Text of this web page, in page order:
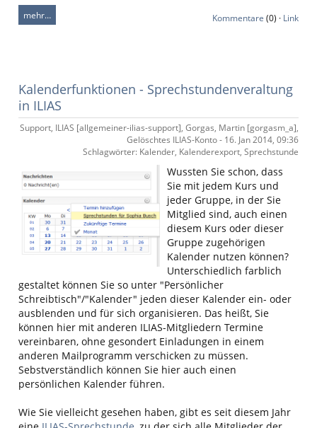
mehr… Kommentare (0) · Link
Kalenderfunktionen - Sprechstundenveraltung
in ILIAS
Support, ILIAS [allgemeiner-ilias-support], Gorgas, Martin [gorgasm_a],
Gelöschtes ILIAS-Konto - 16. Jan 2014, 09:36
Schlagwörter: Kalender, Kalenderexport, Sprechstunde
Wussten Sie schon, dass
Sie mit jedem Kurs und
jeder Gruppe, in der Sie
Mitglied sind, auch einen
diesem Kurs oder dieser
Gruppe zugehörigen
Kalender nutzen können?
Unterschiedlich farblich
gestaltet können Sie so unter "Persönlicher
Schreibtisch"/"Kalender" jeden dieser Kalender ein- oder
ausblenden und für sich organisieren. Das heißt, Sie
können hier mit anderen ILIAS-Mitgliedern Termine
vereinbaren, ohne gesondert Einladungen in einem
anderen Mailprogramm verschicken zu müssen.
Sebstverständlich können Sie hier auch einen
persönlichen Kalender führen.
Wie Sie vielleicht gesehen haben, gibt es seit diesem Jahr